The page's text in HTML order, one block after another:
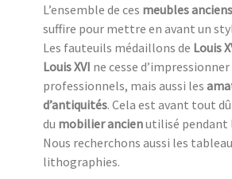
L’ensemble de ces meubles anciens
suffire pour mettre en avant un
Les fauteuils médaillons de Louis
Louis XVI ne cesse d’impressionner
professionnels, mais aussi les
d’antiquités. Cela est avant tout
du mobilier ancienutilisé pendant
Nous recherchons aussi les
lithographies.